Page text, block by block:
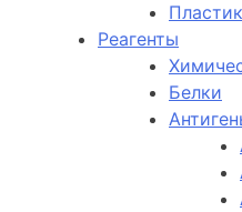
Реагенты
Белки